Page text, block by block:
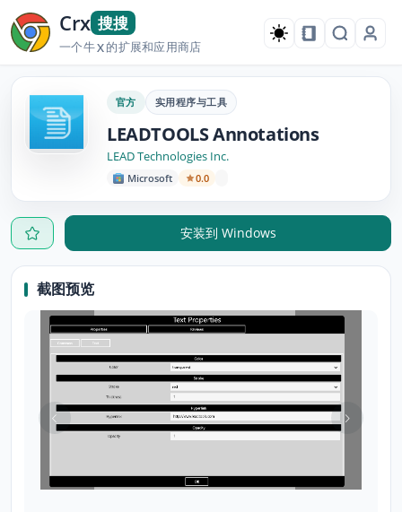
Crx 搜搜
一个牛X的扩展和应用商店
官方 实用程序与工具
LEADTOOLS Annotations
LEAD Technologies Inc.
Microsoft 0.0
安装到 Windows
截图预览